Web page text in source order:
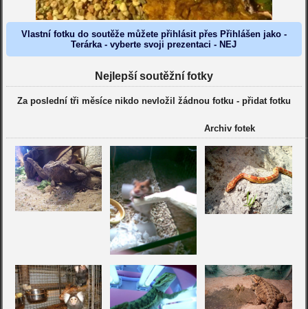
Vlastní fotku do soutěže můžete přihlásit přes Přihlášen jako -
Terárka - vyberte svoji prezentaci - NEJ
Nejlepší soutěžní fotky
Za poslední tři měsíce nikdo nevložil žádnou fotku - přidat fotku
Archiv fotek